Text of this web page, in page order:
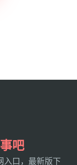
吧
入口，最新版下